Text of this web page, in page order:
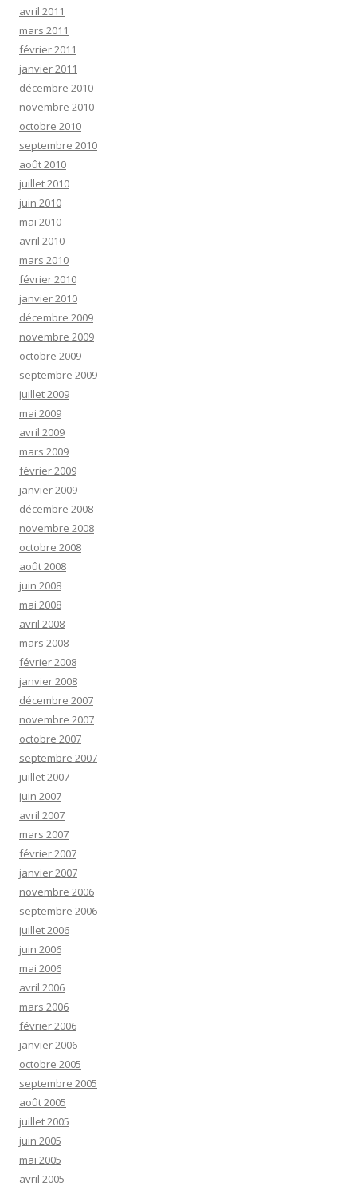
avril 2011
mars 2011
février 2011
janvier 2011
décembre 2010
novembre 2010
octobre 2010
septembre 2010
août 2010
juillet 2010
juin 2010
mai 2010
avril 2010
mars 2010
février 2010
janvier 2010
décembre 2009
novembre 2009
octobre 2009
septembre 2009
juillet 2009
mai 2009
avril 2009
mars 2009
février 2009
janvier 2009
décembre 2008
novembre 2008
octobre 2008
août 2008
juin 2008
mai 2008
avril 2008
mars 2008
février 2008
janvier 2008
décembre 2007
novembre 2007
octobre 2007
septembre 2007
juillet 2007
juin 2007
avril 2007
mars 2007
février 2007
janvier 2007
novembre 2006
septembre 2006
juillet 2006
juin 2006
mai 2006
avril 2006
mars 2006
février 2006
janvier 2006
octobre 2005
septembre 2005
août 2005
juillet 2005
juin 2005
mai 2005
avril 2005